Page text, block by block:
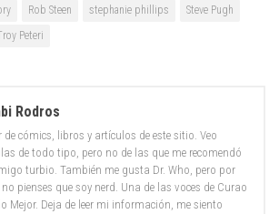
Rob Steen stephanie phillips
Steve Pugh
Peteri
Rodros
de cómics, libros y artículos de este sitio. Veo
de todo tipo, pero no de las que me recomendó
turbio. También me gusta Dr. Who, pero por
pienses que soy nerd. Una de las voces de Curao
Mejor. Deja de leer mi información, me siento